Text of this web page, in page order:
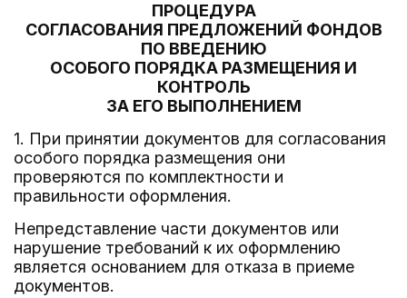
ПРОЦЕДУРА
СОГЛАСОВАНИЯ ПРЕДЛОЖЕНИЙ ФОНДОВ
ПО ВВЕДЕНИЮ
ОСОБОГО ПОРЯДКА РАЗМЕЩЕНИЯ И
КОНТРОЛЬ
ЗА ЕГО ВЫПОЛНЕНИЕМ
1. При принятии документов для согласования
особого порядка размещения они
проверяются по комплектности и
правильности оформления.
Непредставление части документов или
нарушение требований к их оформлению
является основанием для отказа в приеме
документов.